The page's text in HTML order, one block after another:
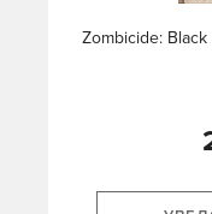
Zombicide: